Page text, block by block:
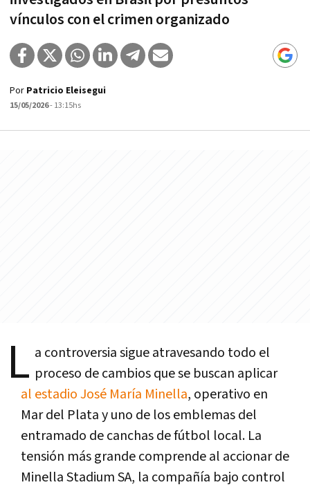
vínculos con el crimen organizado
Por Patricio Eleisegui
15/05/2026- 13:15hs
L a controversia sigue atravesando todo el
proceso de cambios que se buscan aplicar
al estadio José María Minella, operativo en
Mar del Plata y uno de los emblemas del
entramado de canchas de fútbol local. La
tensión más grande comprende al accionar de
Minella Stadium SA, la compañía bajo control